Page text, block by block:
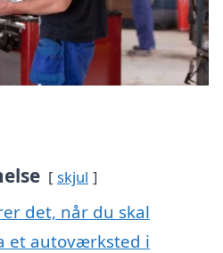
skjul
det, når du skal
et autoværksted i